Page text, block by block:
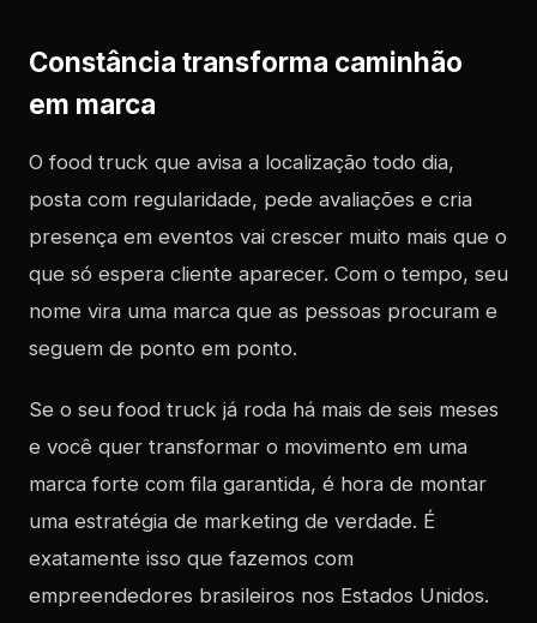
Constância transforma caminhão
em marca
O food truck que avisa a localização todo dia,
posta com regularidade, pede avaliações e cria
presença em eventos vai crescer muito mais que o
que só espera cliente aparecer. Com o tempo, seu
nome vira uma marca que as pessoas procuram e
seguem de ponto em ponto.
Se o seu food truck já roda há mais de seis meses
e você quer transformar o movimento em uma
marca forte com fila garantida, é hora de montar
uma estratégia de marketing de verdade. É
exatamente isso que fazemos com
empreendedores brasileiros nos Estados Unidos.